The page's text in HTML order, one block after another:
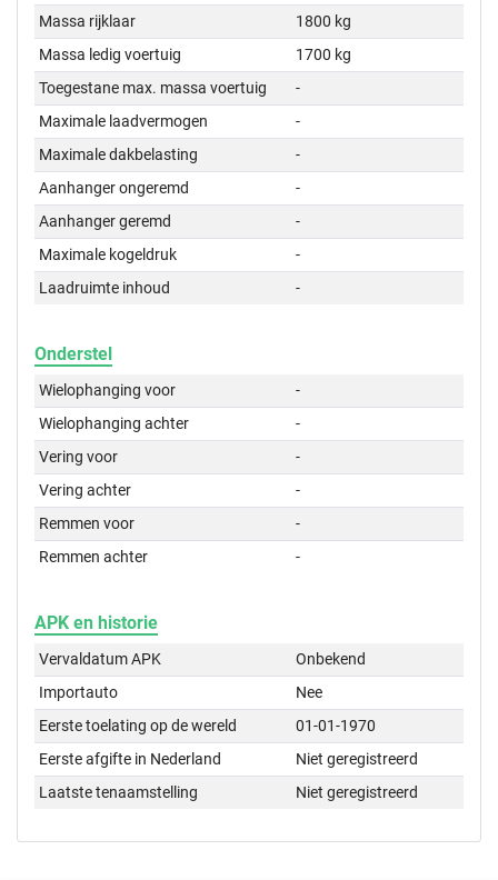
Massa rijklaar
1800 kg
Massa ledig voertuig
1700 kg
Toegestane max. massa voertuig
-
Maximale laadvermogen
-
Maximale dakbelasting
-
Aanhanger ongeremd
-
Aanhanger geremd
-
Maximale kogeldruk
-
Laadruimte inhoud
-
Onderstel
Wielophanging voor
-
Wielophanging achter
-
Vering voor
-
Vering achter
-
Remmen voor
-
Remmen achter
-
APK en historie
Vervaldatum APK
Onbekend
Importauto
Nee
Eerste toelating op de wereld
01-01-1970
Eerste afgifte in Nederland
Niet geregistreerd
Laatste tenaamstelling
Niet geregistreerd